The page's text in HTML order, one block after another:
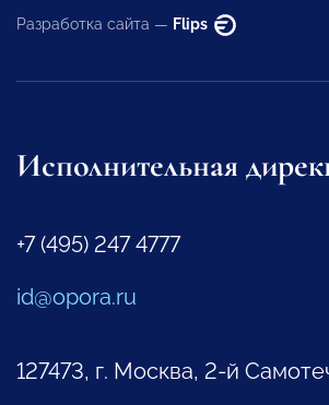
Разработка сайта — Flips
Исполнительная
+7 (495) 247 4777
id@opora.ru
127473, г. Москва, 2-й